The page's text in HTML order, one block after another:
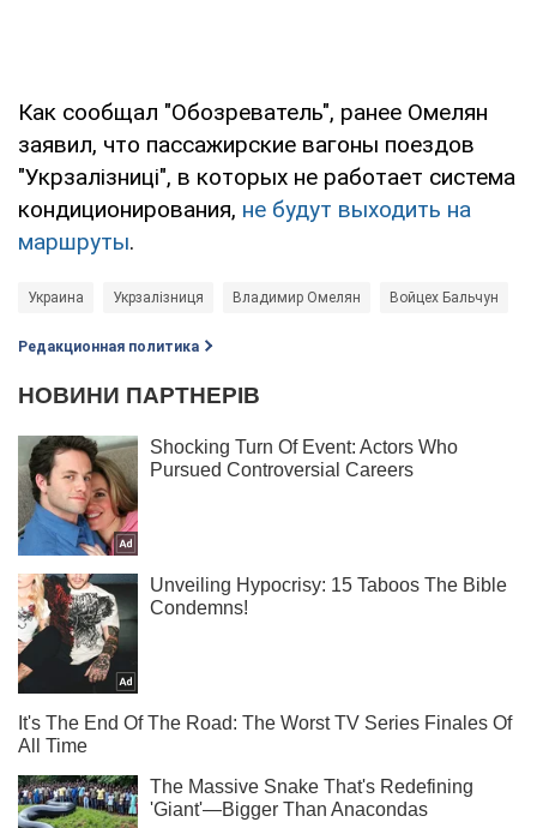
Как сообщал "Обозреватель", ранее Омелян
заявил, что пассажирские вагоны поездов
"Укрзалізниці", в которых не работает система
кондиционирования, не будут выходить на
маршруты.
Украина Укрзалізниця Владимир Омелян Войцех Бальчун
Редакционная политика